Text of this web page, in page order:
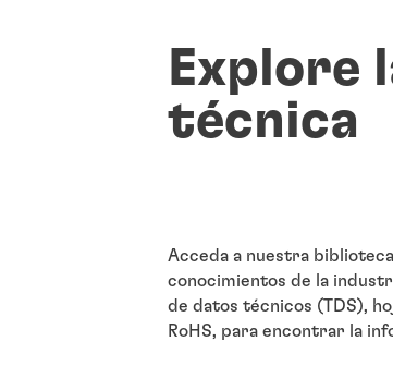
Explore
técnica
Acceda a nuestra
conocimientos de la
de datos técnicos (TDS),
RoHS, para encontrar la